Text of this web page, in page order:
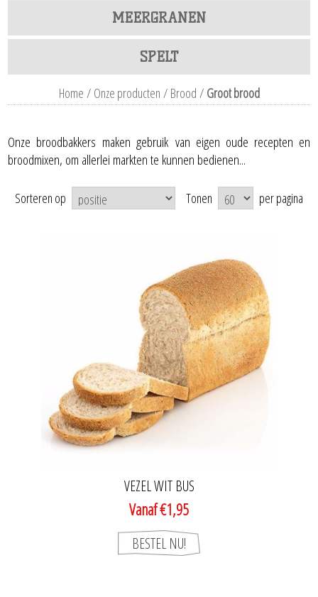
MEERGRANEN
SPELT
Home / Onze producten / Brood / Groot brood
Onze broodbakkers maken gebruik van eigen oude recepten en
broodmixen, om allerlei markten te kunnen bedienen...
Sorteren op Tonen per pagina
VEZEL WIT BUS
Vanaf €1,95